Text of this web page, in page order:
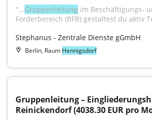
"...Gruppenleitung im Beschäftigungs-
Förderbereich (BFB) gestaltest du aktiv
Stephanus - Zentrale Dienste gGmbH
Berlin, Raum Hennigsdorf
Gruppenleitung –
Reinickendorf (4038.30 EUR pro